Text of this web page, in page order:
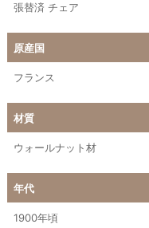
張替済 チェア
原産国
フランス
材質
ウォールナット材
年代
1900年頃